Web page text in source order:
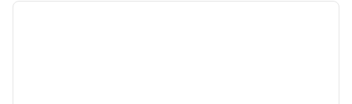
1 de 12